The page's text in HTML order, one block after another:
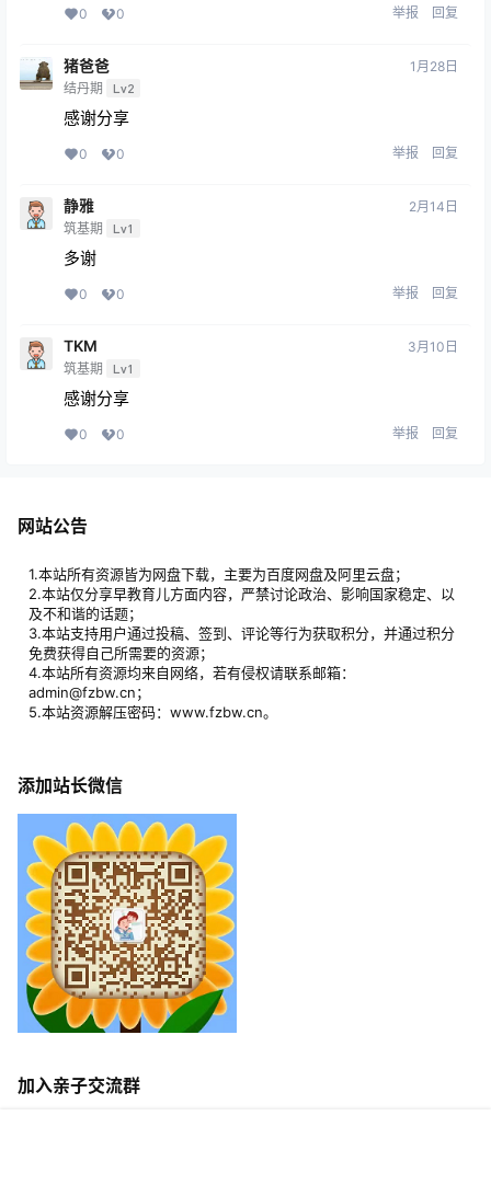
0 0 举报 回复
猪爸爸
结丹期 Lv2
1月28日
感谢分享
0 0 举报 回复
静雅
筑基期 Lv1
2月14日
多谢
0 0 举报 回复
TKM
筑基期 Lv1
3月10日
感谢分享
0 0 举报 回复
网站公告
1.本站所有资源皆为网盘下载，主要为百度网盘及阿里云盘；
2.本站仅分享早教育儿方面内容，严禁讨论政治、影响国家稳定、以
及不和谐的话题；
3.本站支持用户通过投稿、签到、评论等行为获取积分，并通过积分
免费获得自己所需要的资源；
4.本站所有资源均来自网络，若有侵权请联系邮箱：
admin@fzbw.cn；
5.本站资源解压密码：www.fzbw.cn。
添加站长微信
加入亲子交流群